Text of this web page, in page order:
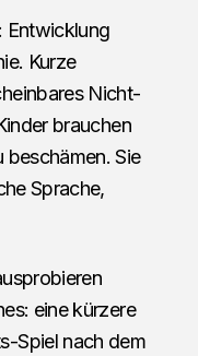
Entwicklung
Kurze
Nicht-
brauchen
beschämen. Sie
Sprache,
eine kürzere
Spiel nach dem